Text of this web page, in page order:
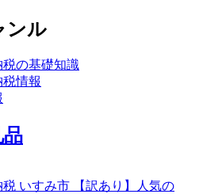
ンル
の基礎知識
情報
品
いすみ市 【訳あり】人気の